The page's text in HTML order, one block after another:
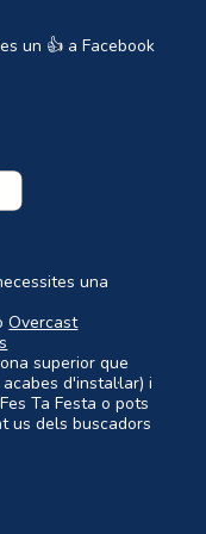
un 👍 a Facebook
una
Overcast
superior que
d'instal·lar) i
Ta Festa o pots
us dels buscadors